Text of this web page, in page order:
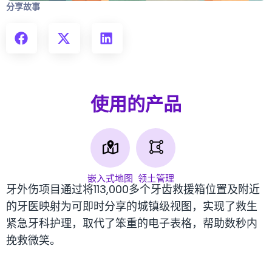
分享故事
使用的产品
嵌入式地图 领土管理
牙外伤项目通过将113,000多个牙齿救援箱位置及附近
的牙医映射为可即时分享的城镇级视图，实现了救生
紧急牙科护理，取代了笨重的电子表格，帮助数秒内
挽救微笑。